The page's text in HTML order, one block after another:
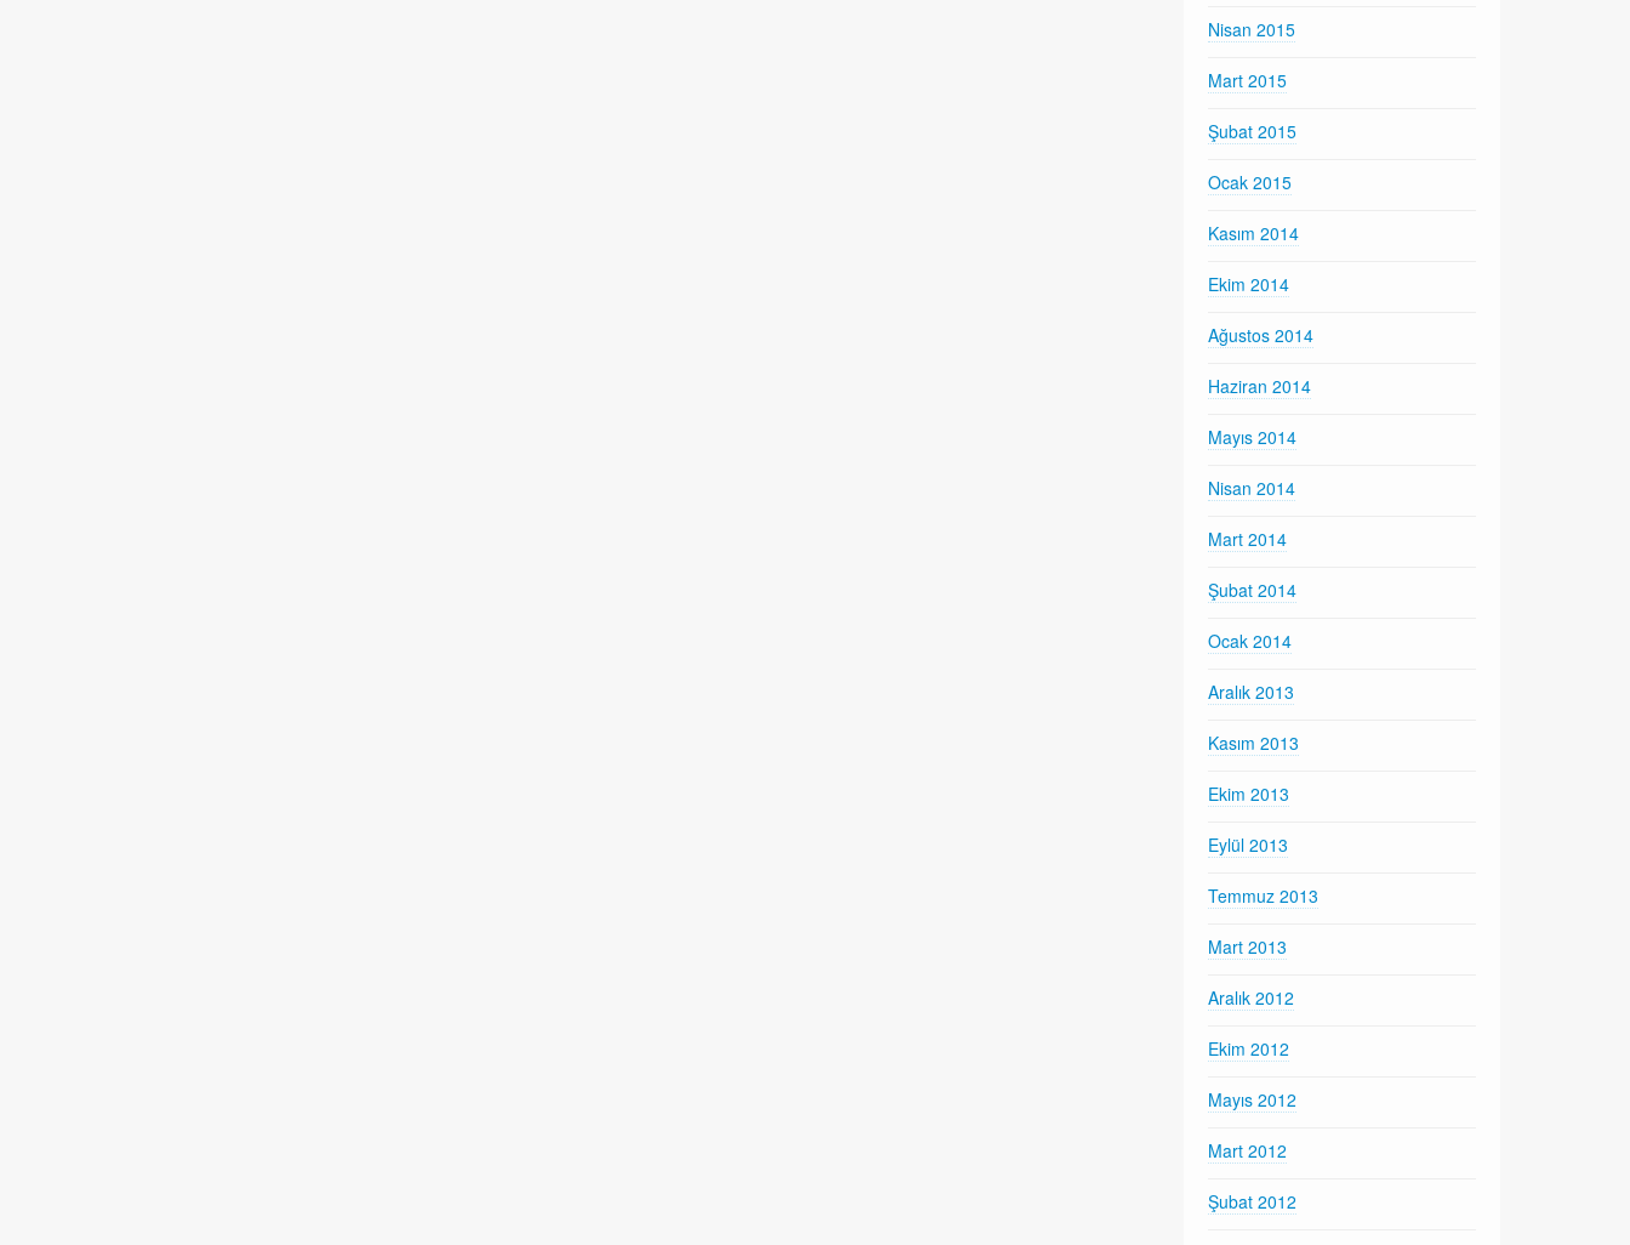
Nisan 2015
Mart 2015
Şubat 2015
Ocak 2015
Kasım 2014
Ekim 2014
Ağustos 2014
Haziran 2014
Mayıs 2014
Nisan 2014
Mart 2014
Şubat 2014
Ocak 2014
Aralık 2013
Kasım 2013
Ekim 2013
Eylül 2013
Temmuz 2013
Mart 2013
Aralık 2012
Ekim 2012
Mayıs 2012
Mart 2012
Şubat 2012